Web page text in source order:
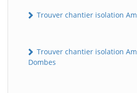
Trouver chantier isolation
Trouver chantier isolation
Dombes